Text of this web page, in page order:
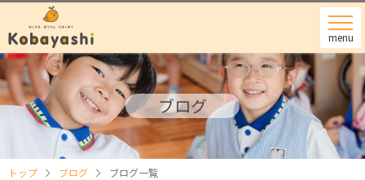
menu
ブログ
トップ ブログ ブログ一覧